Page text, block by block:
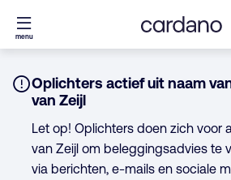
Direct
naar
menu
Notice:
Oplichters actief uit naam
van Zeijl
Let op! Oplichters doen zich voor
van Zeijl om beleggingsadvies te
via berichten, e-mails en sociale